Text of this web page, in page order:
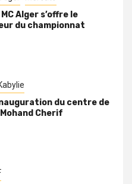
Alger s’offre le
du championnat
du centre de
Cherif